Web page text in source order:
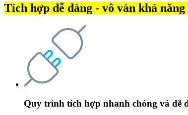
Tích hợp dễ dàng - vô vàn khả
Quy trình tích hợp nhanh chóng và dễ